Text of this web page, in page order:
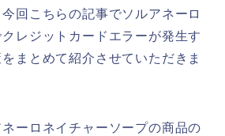
回こちらの記事でソルアネーロ
レジットカードエラーが発生す
まとめて紹介させていただきま
ーロネイチャーソープの商品の